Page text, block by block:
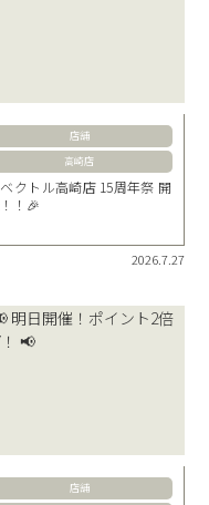
店舗
高崎店
クトル高崎店 15周年祭 開
！🎉
2026.7.27
店舗